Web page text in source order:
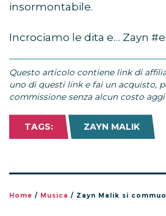
insormontabile.
Incrociamo le dita e… Zayn
Questo articolo contiene link di
uno di questi link e fai un acquisto,
commissione senza alcun costo
TAGS: ZAYN MALIK
Home / Musica / Zayn Malik si commuove